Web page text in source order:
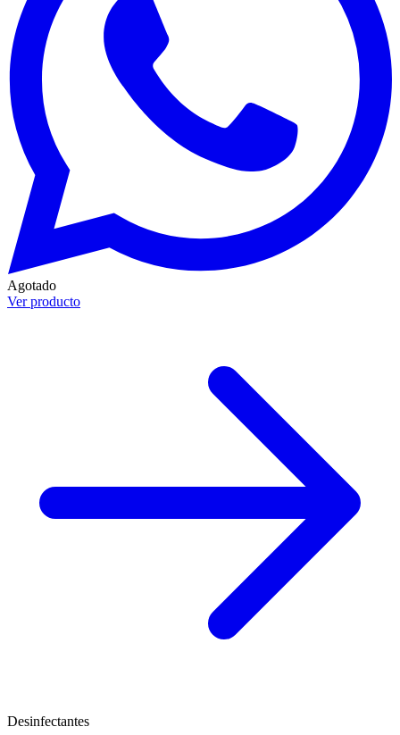
Agotado
Ver producto
Desinfectantes